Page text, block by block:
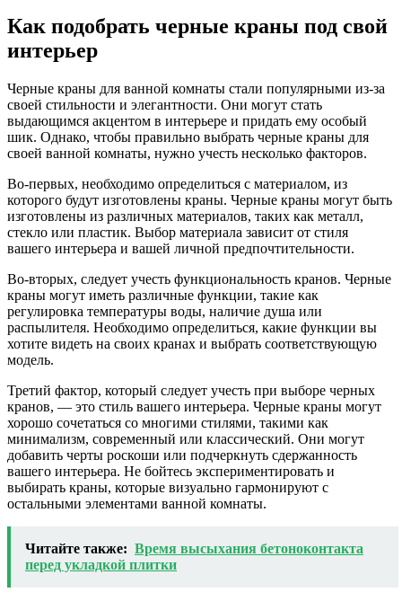
Как подобрать черные краны под свой
интерьер
Черные краны для ванной комнаты стали популярными из-за
своей стильности и элегантности. Они могут стать
выдающимся акцентом в интерьере и придать ему особый
шик. Однако, чтобы правильно выбрать черные краны для
своей ванной комнаты, нужно учесть несколько факторов.
Во-первых, необходимо определиться с материалом, из
которого будут изготовлены краны. Черные краны могут быть
изготовлены из различных материалов, таких как металл,
стекло или пластик. Выбор материала зависит от стиля
вашего интерьера и вашей личной предпочтительности.
Во-вторых, следует учесть функциональность кранов. Черные
краны могут иметь различные функции, такие как
регулировка температуры воды, наличие душа или
распылителя. Необходимо определиться, какие функции вы
хотите видеть на своих кранах и выбрать соответствующую
модель.
Третий фактор, который следует учесть при выборе черных
кранов, — это стиль вашего интерьера. Черные краны могут
хорошо сочетаться со многими стилями, такими как
минимализм, современный или классический. Они могут
добавить черты роскоши или подчеркнуть сдержанность
вашего интерьера. Не бойтесь экспериментировать и
выбирать краны, которые визуально гармонируют с
остальными элементами ванной комнаты.
Читайте также: Время высыхания бетоноконтакта
перед укладкой плитки